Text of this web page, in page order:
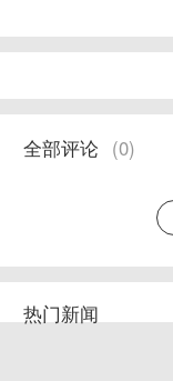
全部评论 (0)
热门新闻